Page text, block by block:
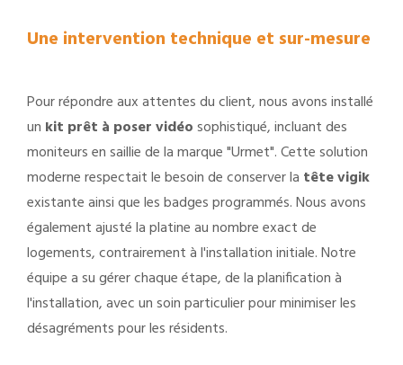
Une intervention technique et sur-mesure
Pour répondre aux attentes du client, nous avons installé
un kit prêt à poser vidéosophistiqué, incluant des
moniteurs en saillie de la marque "Urmet". Cette solution
moderne respectait le besoin de conserver la tête vigik
existante ainsi que les badges programmés. Nous avons
également ajusté la platine au nombre exact de
logements, contrairement à l'installation initiale. Notre
équipe a su gérer chaque étape, de la planification à
l'installation, avec un soin particulier pour minimiser les
désagréments pour les résidents.